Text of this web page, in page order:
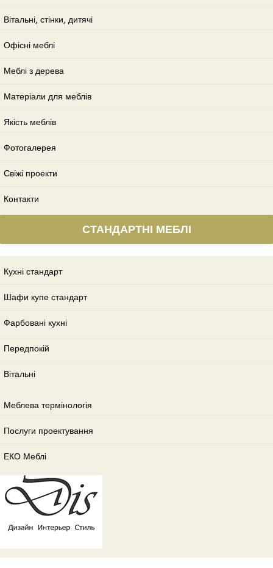
Вітальні, стінки, дитячі
Офісні меблі
Меблі з дерева
Матеріали для меблів
Якість меблів
Фотогалерея
Свіжі проекти
Контакти
СТАНДАРТНІ МЕБЛІ
Кухні стандарт
Шафи купе стандарт
Фарбовані кухні
Передпокій
Вітальні
Меблева термінологія
Послуги проектування
ЕКО Меблі